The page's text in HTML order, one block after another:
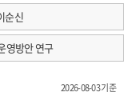
순신
영방안 연구
2026-08-03 기준